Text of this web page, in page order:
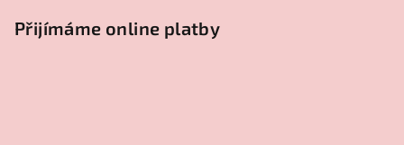
Přijímáme online platby